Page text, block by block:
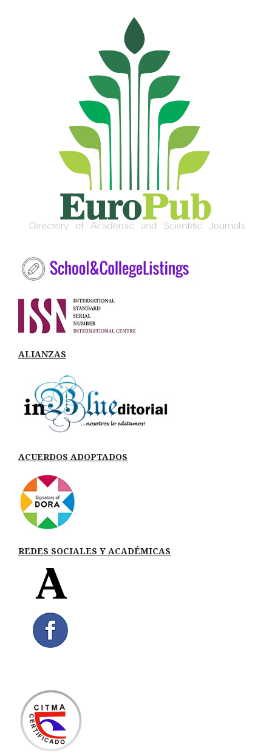
ALIANZAS
ACUERDOS ADOPTADOS
REDES SOCIALES Y ACADÉMICAS